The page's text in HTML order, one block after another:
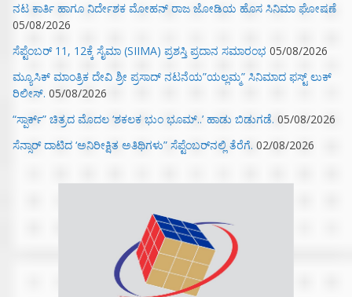
ನಟ ಕಾರ್ತಿ ಹಾಗೂ ನಿರ್ದೇಶಕ ಮೋಹನ್ ರಾಜ ಜೋಡಿಯ ಹೊಸ ಸಿನಿಮಾ ಘೋಷಣೆ
05/08/2026
ಸೆಪ್ಟೆಂಬರ್ 11, 12ಕ್ಕೆ ಸೈಮಾ (SIIMA) ಪ್ರಶಸ್ತಿ ಪ್ರದಾನ ಸಮಾರಂಭ 05/08/2026
ಮ್ಯೂಸಿಕ್‌ ಮಾಂತ್ರಿಕ ದೇವಿ ಶ್ರೀ ಪ್ರಸಾದ್ ನಟನೆಯ”ಯಲ್ಲಮ್ಮ” ಸಿನಿಮಾದ ಫಸ್ಟ್‌ ಲುಕ್‌
ರಿಲೀಸ್. 05/08/2026
“ಸ್ಪಾರ್ಕ್” ಚಿತ್ರದ ಮೊದಲ‌ ‘ಶಕಲಕ ಭುಂ‌ ಭೂಮ್..’ ಹಾಡು ಬಿಡುಗಡೆ. 05/08/2026
ಸೆನ್ಸಾರ್ ದಾಟಿದ ‘ಅನಿರೀಕ್ಷಿತ ಅತಿಥಿಗಳು” ಸೆಪ್ಟೆಂಬರ್‌ನಲ್ಲಿ ತೆರೆಗೆ. 02/08/2026